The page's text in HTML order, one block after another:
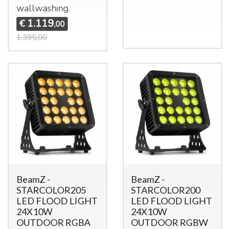
wallwashing.
€ 1.119,00
1.395,00
BeamZ -
STARCOLOR205
LED FLOOD LIGHT
24X10W
OUTDOOR RGBA
BeamZ -
STARCOLOR200
LED FLOOD LIGHT
24X10W
OUTDOOR RGBW